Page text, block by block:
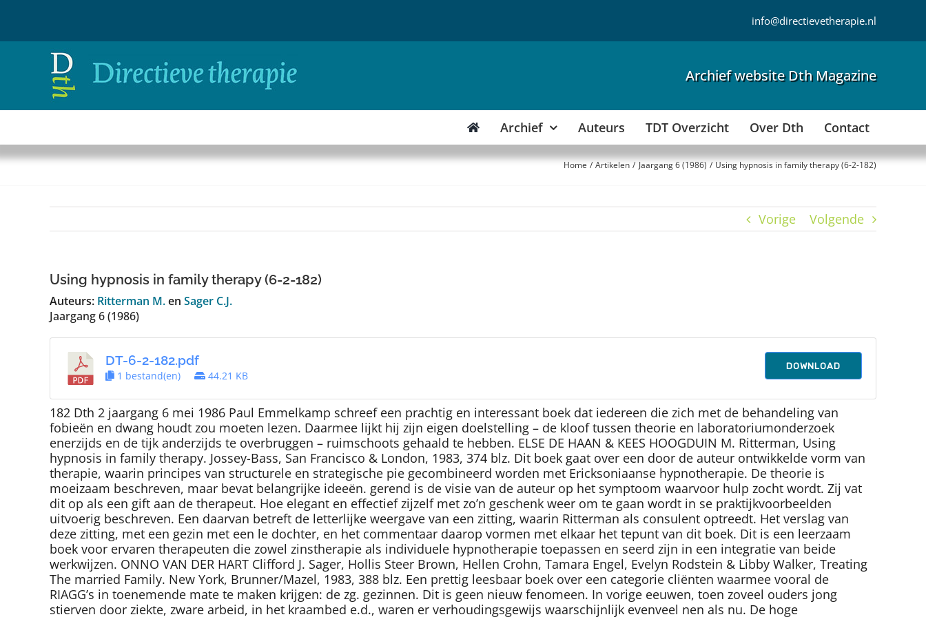
inhoud
info@directievetherapie.nl
Archief website Dth Magazine
Archief Auteurs TDT Overzicht Over Dth Contact
Home Artikelen Jaargang 6 (1986) Using hypnosis in family therapy (6-2-182)
Vorige Volgende
Using hypnosis in family therapy (6-2-182)
Auteurs: Ritterman M.en Sager C.J.
Jaargang 6 (1986)
DT-6-2-182.pdf
1 bestand(en) 44.21 KB
DOWNLOAD
182 Dth 2 jaargang 6 mei 1986 Paul Emmelkamp schreef een prachtig en interessant boek dat iedereen die zich met de behandeling van
fobieën en dwang houdt zou moeten lezen. Daarmee lijkt hij zijn eigen doelstelling – de kloof tussen theorie en laboratoriumonderzoek
enerzijds en de tijk anderzijds te overbruggen – ruimschoots gehaald te hebben. ELSE DE HAAN & KEES HOOGDUIN M. Ritterman, Using
hypnosis in family therapy. Jossey-Bass, San Francisco & London, 1983, 374 blz. Dit boek gaat over een door de auteur ontwikkelde vorm van
therapie, waarin principes van structurele en strategische pie gecombineerd worden met Ericksoniaanse hypnotherapie. De theorie is
moeizaam beschreven, maar bevat belangrijke ideeën. gerend is de visie van de auteur op het symptoom waarvoor hulp zocht wordt. Zij vat
dit op als een gift aan de therapeut. Hoe elegant en effectief zijzelf met zo’n geschenk weer om te gaan wordt in se praktijkvoorbeelden
uitvoerig beschreven. Een daarvan betreft de letterlijke weergave van een zitting, waarin Ritterman als consulent optreedt. Het verslag van
deze zitting, met een gezin met een le dochter, en het commentaar daarop vormen met elkaar het tepunt van dit boek. Dit is een leerzaam
boek voor ervaren therapeuten die zowel zinstherapie als individuele hypnotherapie toepassen en seerd zijn in een integratie van beide
werkwijzen. ONNO VAN DER HART Clifford J. Sager, Hollis Steer Brown, Hellen Crohn, Tamara Engel, Evelyn Rodstein & Libby Walker, Treating
The married Family. New York, Brunner/Mazel, 1983, 388 blz. Een prettig leesbaar boek over een categorie cliënten waarmee vooral de
RIAGG’s in toenemende mate te maken krijgen: de zg. gezinnen. Dit is geen nieuw fenomeen. In vorige eeuwen, toen zoveel ouders jong
stierven door ziekte, zware arbeid, in het kraambed e.d., waren er verhoudingsgewijs waarschijnlijk evenveel nen als nu. De hoge